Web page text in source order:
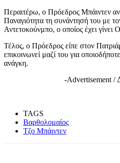
Περαιτέρω, ο Πρόεδρος Μπάιντεν
Παναγιότητα τη συνάντησή του με
Αντετοκούνμπο, ο οποίος έχει γίνει
Τέλος, ο Πρόεδρος είπε στον
επικοινωνεί μαζί του για
ανάγκη.
-Advertisement /
TAGS
Βαρθολομαίος
Τζο Μπάιντεν